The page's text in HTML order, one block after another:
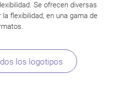
Se ofrecen diversas
flexibilidad, en una gama de
los logotipos